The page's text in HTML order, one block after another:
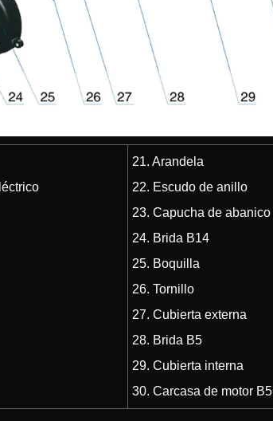
21. Arandela
22. Escudo de anillo
23. Capucha de abanico
24. Brida B14
25. Boquilla
26. Tornillo
27. Cubierta externa
28. Brida B5
29. Cubierta interna
30. Carcasa de motor B5